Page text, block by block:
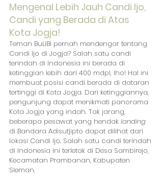
Mengenal Lebih Jauh Candi Ijo,
Candi yang Berada di Atas
Kota Jogja!
Teman BuLiBi pernah mendengar tentang
Candi Ijo di Jogja? Salah satu candi
terindah di Indonesia ini berada di
ketinggian lebih dari 400 mdpl, lho! Hal ini
membuat posisi candi berada di dataran
tertinggi di Kota Jogja. Dari ketinggiannya,
pengunjung dapat menikmati panorama
Kota Jogja yang indah. Tak jarang,
beberapa pesawat yang hendak landing
di Bandara Adisutjipto dapat dilihat dari
lokasi Candi Ijo. Salah satu candi terindah
di Indonesia ini terletak di Desa Sambirejo,
Kecamatan Prambanan, Kabupaten
Sleman.